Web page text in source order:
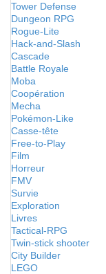
Tower Defense
Dungeon RPG
Rogue-Lite
Hack-and-Slash
Cascade
Battle Royale
Moba
Coopération
Mecha
Pokémon-Like
Casse-tête
Free-to-Play
Film
Horreur
FMV
Survie
Exploration
Livres
Tactical-RPG
Twin-stick shooter
City Builder
LEGO